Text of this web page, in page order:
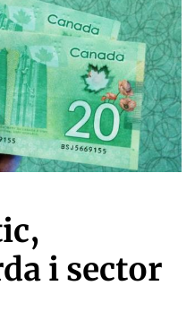
i sector